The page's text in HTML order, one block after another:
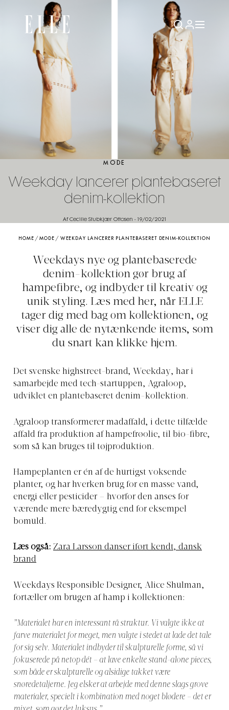
MODE
Weekday lancerer plantebaseret
denim-kollektion
Af Cecilie Stubkjær Ottosen - 19/02/2021
HOME /MODE / WEEKDAY LANCERER PLANTEBASERET DENIM-KOLLEKTION
Weekdays nye og plantebaserede
denim-kollektion gør brug af
hampefibre, og indbyder til kreativ og
unik styling. Læs med her, når ELLE
tager dig med bag om kollektionen, og
viser dig alle de nytænkende items, som
du snart kan klikke hjem.
Det svenske highstreet-brand, Weekday, har i
samarbejde med tech-startuppen, Agraloop,
udviklet en plantebaseret denim-kollektion.
Agraloop transformerer madaffald, i dette tilfælde
affald fra produktion af hampefrøolie, til bio-fibre,
som så kan bruges til tøjproduktion.
Hampeplanten er én af de hurtigst voksende
planter, og har hverken brug for en masse vand,
energi eller pesticider – hvorfor den anses for
værende mere bæredygtig end for eksempel
bomuld.
Læs også: Zara Larsson danser iført kendt, dansk
brand
Weekdays Responsible Designer, Alice Shulman,
fortæller om brugen af hamp i kollektionen:
”Materialet har en interessant rå struktur. Vi valgte ikke at
farve materialet for meget, men valgte i stedet at lade det tale
for sig selv. Materialet indbyder til skulpturelle forme, så vi
fokuserede på netop dét – at lave enkelte stand-alone pieces,
som både er skulpturelle og alsidige takket være
snøredetaljerne. Jeg elsker at arbejde med denne slags grove
materialer, specielt i kombination med noget blødere – det er